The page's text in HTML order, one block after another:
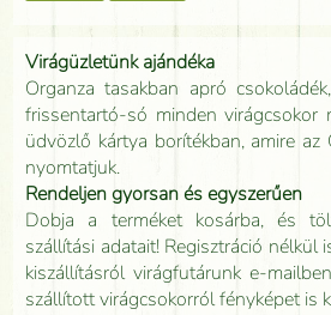
Virágüzletünk ajándéka
Organza tasakban apró
frissentartó-só minden virágcsokor
üdvözlő kártya borítékban, amire
nyomtatjuk.
Rendeljen gyorsan és egyszerűen
Dobja a terméket kosárba, és
szállítási adatait! Regisztráció nélkül
kiszállításról virágfutárunk e-
szállított virágcsokorról fényképet is